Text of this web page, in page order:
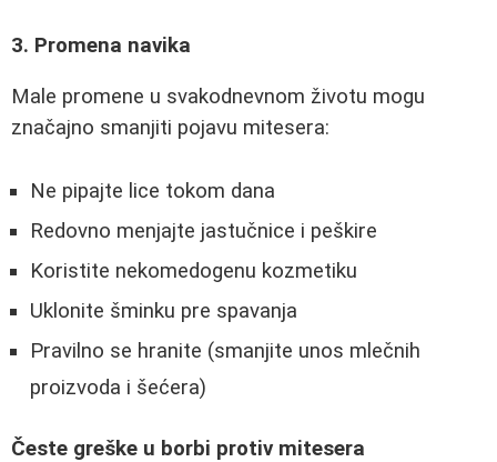
3. Promena navika
Male promene u svakodnevnom životu mogu
značajno smanjiti pojavu mitesera:
Ne pipajte lice tokom dana
Redovno menjajte jastučnice i peškire
Koristite nekomedogenu kozmetiku
Uklonite šminku pre spavanja
Pravilno se hranite (smanjite unos mlečnih
proizvoda i šećera)
Česte greške u borbi protiv mitesera